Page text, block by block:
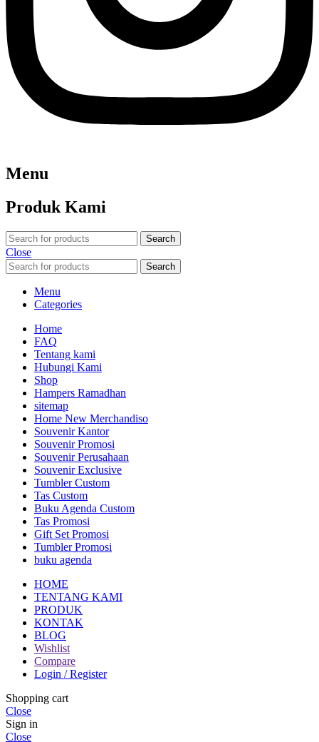
Menu
Produk Kami
Search
Close
Search
Menu
Categories
Home
FAQ
Tentang kami
Hubungi Kami
Shop
Hampers Ramadhan
sitemap
Home New Merchandiso
Souvenir Kantor
Souvenir Promosi
Souvenir Perusahaan
Souvenir Exclusive
Tumbler Custom
Tas Custom
Buku Agenda Custom
Tas Promosi
Gift Set Promosi
Tumbler Promosi
buku agenda
HOME
TENTANG KAMI
PRODUK
KONTAK
BLOG
Wishlist
Compare
Login / Register
Shopping cart
Close
Sign in
Close